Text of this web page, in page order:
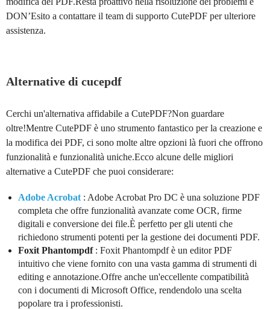
DON’Esito a contattare il team di supporto CutePDF per ulteriore
assistenza.
Alternative di cucepdf
Cerchi un'alternativa affidabile a CutePDF?Non guardare
oltre!Mentre CutePDF è uno strumento fantastico per la creazione e
la modifica dei PDF, ci sono molte altre opzioni là fuori che offrono
funzionalità e funzionalità uniche.Ecco alcune delle migliori
alternative a CutePDF che puoi considerare:
Adobe Acrobat : Adobe Acrobat Pro DC è una soluzione PDF
completa che offre funzionalità avanzate come OCR, firme
digitali e conversione dei file.È perfetto per gli utenti che
richiedono strumenti potenti per la gestione dei documenti PDF.
Foxit Phantompdf : Foxit Phantompdf è un editor PDF
intuitivo che viene fornito con una vasta gamma di strumenti di
editing e annotazione.Offre anche un'eccellente compatibilità
con i documenti di Microsoft Office, rendendolo una scelta
popolare tra i professionisti.